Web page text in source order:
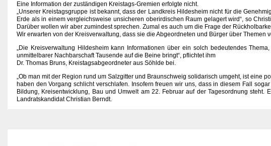
Eine Information der zuständigen Kreistags-Gremien erfolgte nicht.
„Unserer Kreistagsgruppe ist bekannt, dass der Landkreis Hildesheim nicht für die
Erde als in einem vergleichsweise unsicheren oberirdischen Raum gelagert wird“, so
Darüber wollen wir aber zumindest sprechen. Zumal es auch um die Frage der
Wir erwarten von der Kreisverwaltung, dass sie die Abgeordneten und Bürger über Themen
„Die Kreisverwaltung Hildesheim kann Informationen über ein solch bedeutendes
unmittelbarer Nachbarschaft Tausende auf die Beine bringt“, pflichtet ihm
Dr. Thomas Bruns, Kreistagsabgeordneter aus Söhlde bei.
„Ob man mit der Region rund um Salzgitter und Braunschweig solidarisch umgeht, ist eine
haben den Vorgang schlicht verschlafen. Insofern freuen wir uns, dass in diesem Fall
Bildung, Kreisentwicklung, Bau und Umwelt am 22. Februar auf der Tagesordnung
Landratskandidat Christian Berndt.